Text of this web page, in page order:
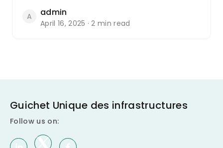
A admin
April 16, 2025 · 2 min read
Guichet Unique des infrastructures
Follow us on: